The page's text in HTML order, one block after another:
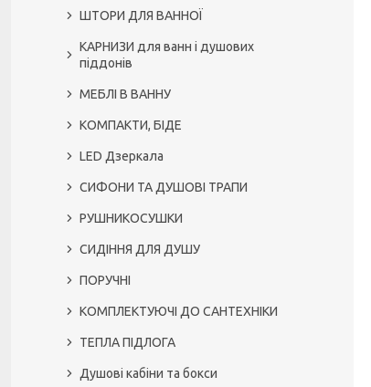
ШТОРИ ДЛЯ ВАННОЇ
КАРНИЗИ для ванн і душових
піддонів
МЕБЛІ В ВАННУ
КОМПАКТИ, БІДЕ
LED Дзеркала
СИФОНИ ТА ДУШОВІ ТРАПИ
РУШНИКОСУШКИ
СИДІННЯ ДЛЯ ДУШУ
ПОРУЧНІ
КОМПЛЕКТУЮЧІ ДО САНТЕХНІКИ
ТЕПЛА ПІДЛОГА
Душові кабіни та бокси